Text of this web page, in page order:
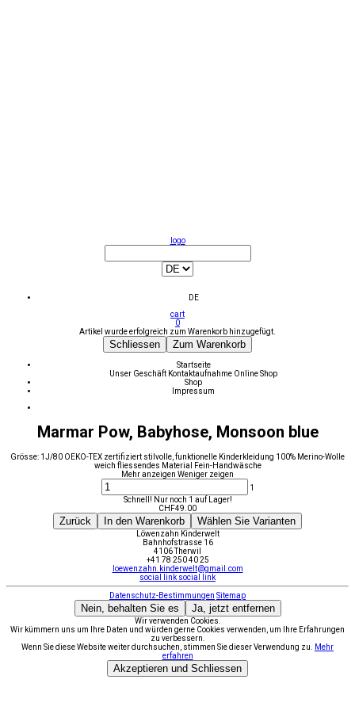
logo
DE
cart
0
Artikel wurde erfolgreich zum Warenkorb hinzugefügt.
Schliessen Zum Warenkorb
Startseite
Unser Geschäft Kontaktaufnahme Online Shop
Shop
Impressum
Marmar Pow, Babyhose, Monsoon blue
Grösse: 1J/80 OEKO-TEX zertifiziert stilvolle, funktionelle Kinderkleidung 100% Merino-Wolle
weich fliessendes Material Fein-Handwäsche
Mehr anzeigen Weniger zeigen
1
Schnell! Nur noch 1 auf Lager!
CHF49.00
Zurück In den Warenkorb Wählen Sie Varianten
Löwenzahn Kinderwelt
Bahnhofstrasse 16
4106 Therwil
+41 78 250 40 25
loewenzahn.kinderwelt@gmail.com
social link social link
Datenschutz-Bestimmungen Sitemap
Nein, behalten Sie es Ja, jetzt entfernen
Wir verwenden Cookies.
Wir kümmern uns um Ihre Daten und würden gerne Cookies verwenden, um Ihre Erfahrungen
zu verbessern.
Wenn Sie diese Website weiter durchsuchen, stimmen Sie dieser Verwendung zu.
Mehr
erfahren
Akzeptieren und Schliessen